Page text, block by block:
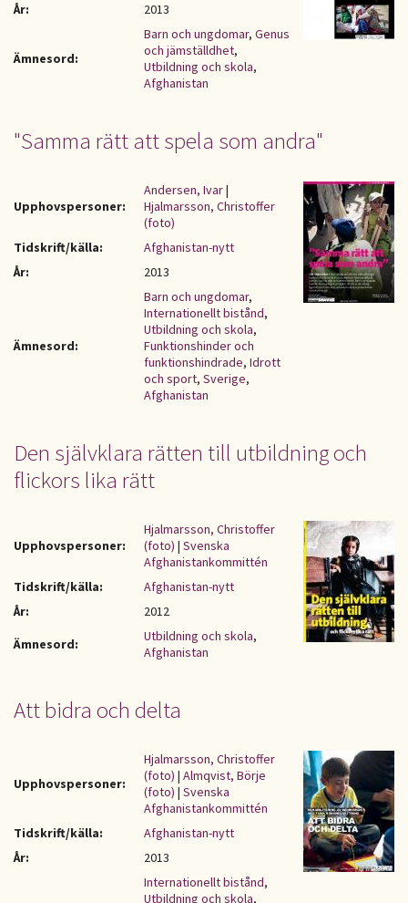
År:
2013
Ämnesord:
Barn och ungdomar, Genus
och jämställdhet,
Utbildning och skola,
Afghanistan
"Samma rätt att spela som andra"
Upphovspersoner:
Andersen, Ivar|
Hjalmarsson, Christoffer
(foto)
Tidskrift/källa:
Afghanistan-nytt
År:
2013
Ämnesord:
Barn och ungdomar,
Internationellt bistånd,
Utbildning och skola,
Funktionshinder och
funktionshindrade, Idrott
och sport, Sverige,
Afghanistan
Den självklara rätten till utbildning och
flickors lika rätt
Upphovspersoner:
Hjalmarsson, Christoffer
(foto) | Svenska
Afghanistankommittén
Tidskrift/källa:
Afghanistan-nytt
År:
2012
Ämnesord:
Utbildning och skola,
Afghanistan
Att bidra och delta
Upphovspersoner:
Hjalmarsson, Christoffer
(foto) | Almqvist, Börje
(foto) | Svenska
Afghanistankommittén
Tidskrift/källa:
Afghanistan-nytt
År:
2013
Internationellt bistånd,
Utbildning och skola,